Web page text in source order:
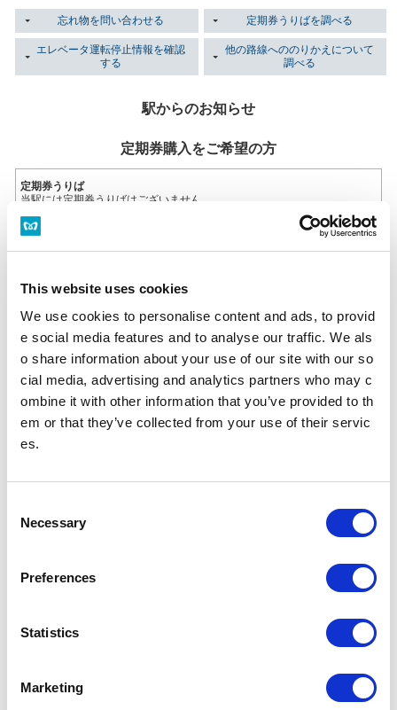
This website uses cookies
We use cookies to personalise content and ads, to provid
e social media features and to analyse our traffic. We als
o share information about your use of our site with our so
cial media, advertising and analytics partners who may c
ombine it with other information that you’ve provided to th
em or that they’ve collected from your use of their servic
es.
Necessary
Preferences
Statistics
Marketing
忘れ物を問い合わせる 定期券うりばを調べる
エレベータ運転停止情報を確認
する
他の路線へののりかえについて
調べる
駅からのお知らせ
定期券購入をご希望の方
定期券うりば
当駅には定期券うりばはございません。
営業時間 始発～終電（一部のサービスを除く）
忘れ物をした方
忘れ物をした駅事務室までお問い合わせください。
駅事務室の電話番号
飯田橋駅（東京メトロ南北線）構内のお忘れ物総合取扱所もしくは東京メ
乗降人員